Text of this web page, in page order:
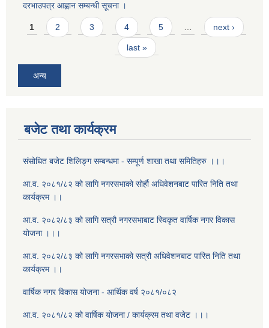
दरभाउपत्र आह्वान सम्बन्धी सूचना ।
Pages
1 2 3 4 5 … next ›
last »
अन्य
बजेट तथा कार्यक्रम
संसोधित बजेट शिलिङ्ग सम्बन्धमा - सम्पूर्ण शाखा तथा समितिहरु ।।।
आ.व. २०८१/८२ को लागि नगरसभाको सोर्हौ अधिवेशनबाट पारित निति तथा
कार्यक्रम ।।
आ.व. २०८२/८३ को लागि सत्रौ नगरसभाबाट स्विकृत वार्षिक नगर विकास
योजना ।।।
आ.व. २०८२/८३ को लागि नगरसभाको सत्रौ अधिवेशनबाट पारित निति तथा
कार्यक्रम ।।
वार्षिक नगर विकास योजना - आर्थिक वर्ष २०८१/०८२
आ.व. २०८१/८२ को वार्षिक योजना / कार्यक्रम तथा वजेट ।।।